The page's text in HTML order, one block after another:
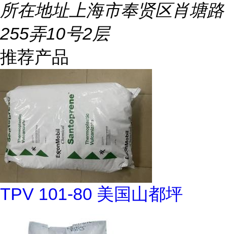
所在地址上海市奉贤区肖塘路
255弄10号2层
推荐产品
TPV 101-80 美国山都坪